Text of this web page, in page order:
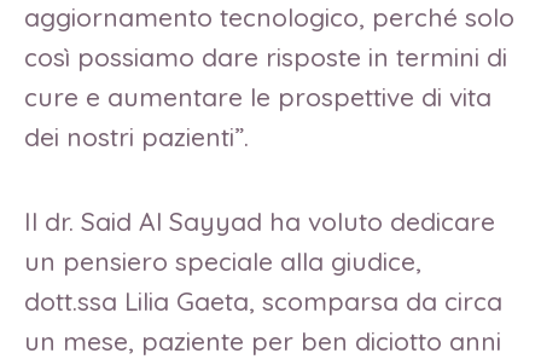
aggiornamento tecnologico, perché solo
così possiamo dare risposte in termini di
cure e aumentare le prospettive di vita
dei nostri pazienti”.
Il dr. Said Al Sayyad ha voluto dedicare
un pensiero speciale alla giudice,
dott.ssa Lilia Gaeta, scomparsa da circa
un mese, paziente per ben diciotto anni